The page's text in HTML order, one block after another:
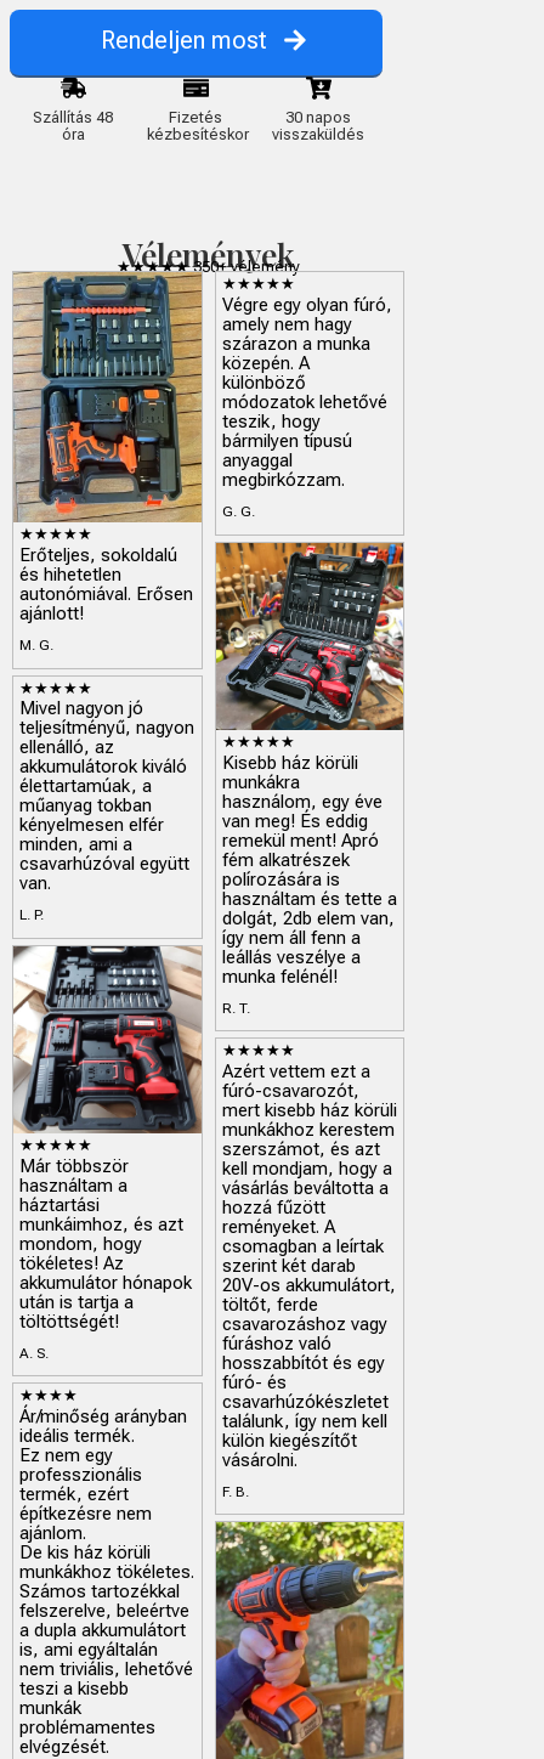
Rendeljen most
Szállítás 48
óra
Fizetés
kézbesítéskor
30 napos
visszaküldés
Vélemények
★★★★★ 350+ vélemény
★★★★★
Erőteljes, sokoldalú
és hihetetlen
autonómiával. Erősen
ajánlott!
M. G.
★★★★★
Mivel nagyon jó
teljesítményű, nagyon
ellenálló, az
akkumulátorok kiváló
élettartamúak, a
műanyag tokban
kényelmesen elfér
minden, ami a
csavarhúzóval együtt
van.
L. P.
★★★★★
Már többször
használtam a
háztartási
munkáimhoz, és azt
mondom, hogy
tökéletes! Az
akkumulátor hónapok
után is tartja a
töltöttségét!
A. S.
★★★★
Ár/minőség arányban
ideális termék.
Ez nem egy
professzionális
termék, ezért
építkezésre nem
ajánlom.
De kis ház körüli
munkákhoz tökéletes.
Számos tartozékkal
felszerelve, beleértve
a dupla akkumulátort
is, ami egyáltalán
nem triviális, lehetővé
teszi a kisebb
munkák
problémamentes
elvégzését.
★★★★★
Végre egy olyan fúró,
amely nem hagy
szárazon a munka
közepén. A
különböző
módozatok lehetővé
teszik, hogy
bármilyen típusú
anyaggal
megbirkózzam.
G. G.
★★★★★
Kisebb ház körüli
munkákra
használom, egy éve
van meg! És eddig
remekül ment! Apró
fém alkatrészek
polírozására is
használtam és tette a
dolgát, 2db elem van,
így nem áll fenn a
leállás veszélye a
munka felénél!
R. T.
★★★★★
Azért vettem ezt a
fúró-csavarozót,
mert kisebb ház körüli
munkákhoz kerestem
szerszámot, és azt
kell mondjam, hogy a
vásárlás beváltotta a
hozzá fűzött
reményeket. A
csomagban a leírtak
szerint két darab
20V-os akkumulátort,
töltőt, ferde
csavarozáshoz vagy
fúráshoz való
hosszabbítót és egy
fúró- és
csavarhúzókészletet
találunk, így nem kell
külön kiegészítőt
vásárolni.
F. B.